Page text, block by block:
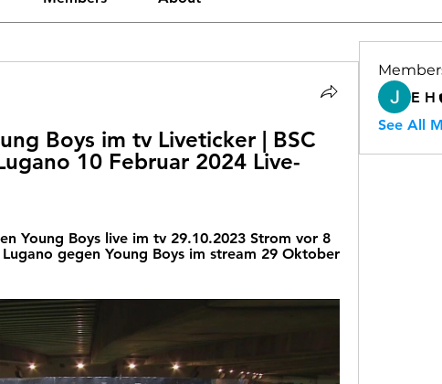
Boys im tv Liveticker | BSC
10 Februar 2024 Live-
Young Boys live im tv 29.10.2023 Strom vor 8
gegen Young Boys im stream 29 Oktober
E H
See All